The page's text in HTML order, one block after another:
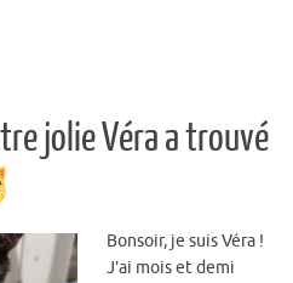
jolie Véra a trouvé
Bonsoir, je suis Véra !
J’ai mois et demi